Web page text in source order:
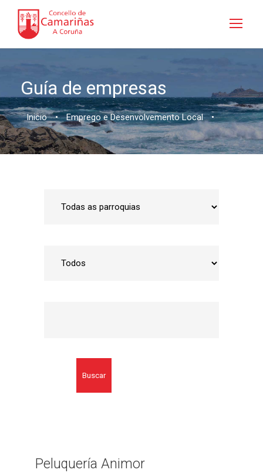
Guía de empresas
Inicio • Emprego e Desenvolvemento Local •
Buscar
Peluquería Animor